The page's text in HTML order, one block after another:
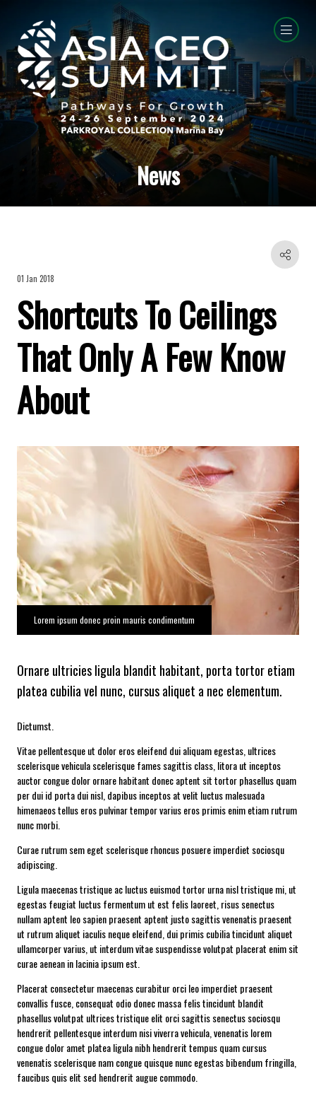
News
01 Jan 2018
Shortcuts To Ceilings
That Only A Few Know
About
Lorem ipsum donec proin mauris condimentum
Ornare ultricies ligula blandit habitant, porta tortor etiam
platea cubilia vel nunc, cursus aliquet a nec elementum.
Dictumst.
Vitae pellentesque ut dolor eros eleifend dui aliquam egestas, ultrices
scelerisque vehicula scelerisque fames sagittis class, litora ut inceptos
auctor congue dolor ornare habitant donec aptent sit tortor phasellus quam
per dui id porta dui nisl, dapibus inceptos at velit luctus malesuada
himenaeos tellus eros pulvinar tempor varius eros primis enim etiam rutrum
nunc morbi.
Curae rutrum sem eget scelerisque rhoncus posuere imperdiet sociosqu
adipiscing.
Ligula maecenas tristique ac luctus euismod tortor urna nisl tristique mi, ut
egestas feugiat luctus fermentum ut est felis laoreet, risus senectus
nullam aptent leo sapien praesent aptent justo sagittis venenatis praesent
ut rutrum aliquet iaculis neque eleifend, dui primis cubilia tincidunt aliquet
ullamcorper varius, ut interdum vitae suspendisse volutpat placerat enim sit
curae aenean in lacinia ipsum est.
Placerat consectetur maecenas curabitur orci leo imperdiet praesent
convallis fusce, consequat odio donec massa felis tincidunt blandit
phasellus volutpat ultrices tristique elit orci sagittis senectus sociosqu
hendrerit pellentesque interdum nisi viverra vehicula, venenatis lorem
congue dolor amet platea ligula nibh hendrerit tempus quam cursus
venenatis scelerisque nam congue quisque nunc egestas bibendum fringilla,
faucibus quis elit sed hendrerit augue commodo.